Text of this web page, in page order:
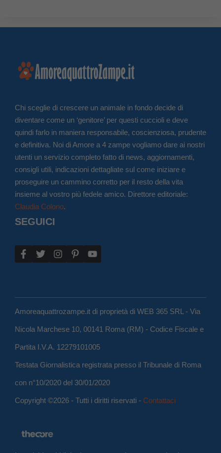
Chi sceglie di crescere un animale in fondo decide di
diventare come un ‘genitore’ per questi cuccioli e deve
quindi farlo in maniera responsabile, coscienziosa, prudente
e definitiva. Noi di Amore a 4 zampe vogliamo dare ai nostri
utenti un servizio completo fatto di news, aggiornamenti,
consigli utili, indicazioni dettagliate sul come iniziare e
proseguire un cammino corretto per il resto della vita
insieme al vostro più fedele amico. Direttore editoriale:
Claudia Colono.
SEGUICI
Amoreaquattrozampe.it di proprietà di WEB 365 SRL - Via
Nicola Marchese 10, 00141 Roma (RM) - Codice Fiscale e
Partita I.V.A. 12279101005
Testata Giornalistica registrata presso il Tribunale di Roma
con n°10/2020 del 30/01/2020
Copyright ©2026 - Tutti i diritti riservati - Contattaci